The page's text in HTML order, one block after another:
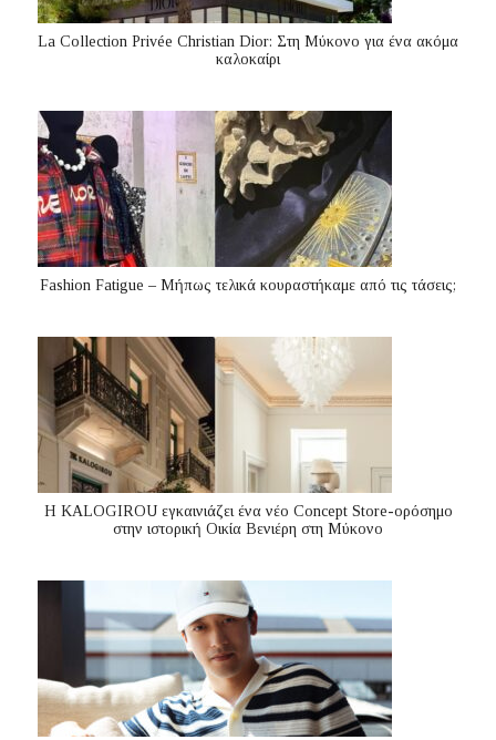
La Collection Privée Christian Dior: Στη Μύκονο για ένα ακόμα
καλοκαίρι
Fashion Fatigue – Μήπως τελικά κουραστήκαμε από τις τάσεις;
Η KALOGIROU εγκαινιάζει ένα νέο Concept Store-ορόσημο
στην ιστορική Οικία Βενιέρη στη Μύκονο